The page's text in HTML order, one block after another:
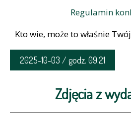
Regulamin
Kto wie, może to właśnie
2025-10-03 / godz. 09:21
Zdjęcia z